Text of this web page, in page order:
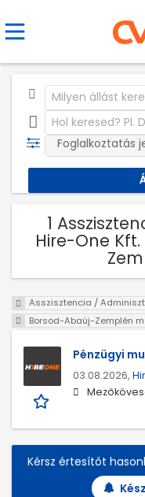
Foglalkoztatás
1
Hire-One
Asszisztencia /
Borsod-Abaúj-Zemplén
Pénzügyi
03.08.2026,
Kérsz értesítőt